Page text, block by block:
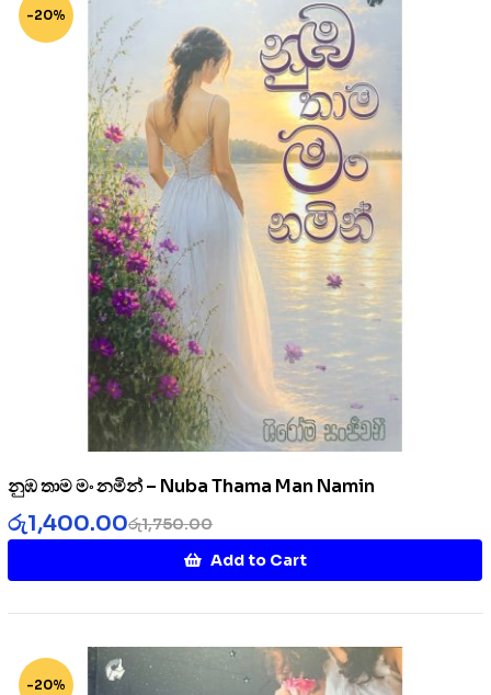
-20%
නුඹ තාම මං නමින් – Nuba Thama Man Namin
රු1,750.00
රු1,400.00
Add to Cart
-20%